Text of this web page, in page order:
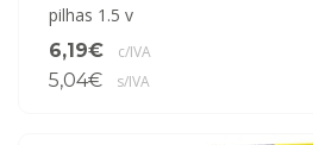
pilhas 1.5 v
6,19€
c/IVA
5,04€ s/IVA